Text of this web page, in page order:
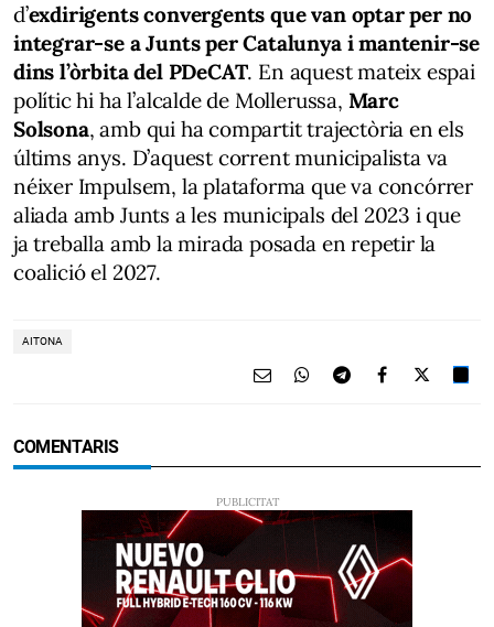
d’exdirigents convergents que van optar per no
integrar-se a Junts per Catalunya i mantenir-se
dins l’òrbita del PDeCAT. En aquest mateix espai
polític hi ha l’alcalde de Mollerussa, Marc
Solsona, amb qui ha compartit trajectòria en els
últims anys. D’aquest corrent municipalista va
néixer Impulsem, la plataforma que va concórrer
aliada amb Junts a les municipals del 2023 i que
ja treballa amb la mirada posada en repetir la
coalició el 2027.
AITONA
COMENTARIS